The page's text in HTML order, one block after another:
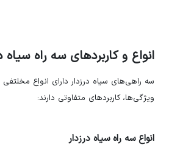
انواع و کاربرد‌های سه راه سیاه
سه راهی‌های سیاه درزدار دارای انواع
ویژگی‌ها، کاربرد‌های متفاوتی دارند:
انواع سه راه سیاه درزدار